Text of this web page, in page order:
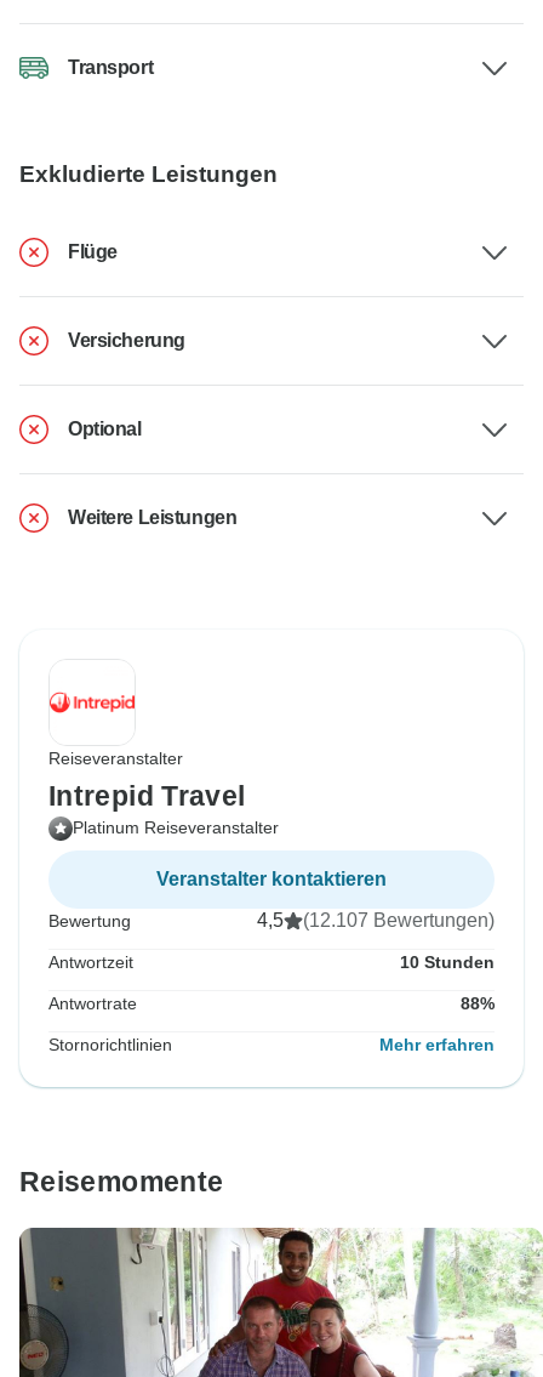
Transport
Exkludierte Leistungen
Flüge
Versicherung
Optional
Weitere Leistungen
Reiseveranstalter
Intrepid Travel
Platinum Reiseveranstalter
Veranstalter kontaktieren
Bewertung 4,5 (12.107 Bewertungen)
Antwortzeit 10 Stunden
Antwortrate 88%
Stornorichtlinien Mehr erfahren
Reisemomente